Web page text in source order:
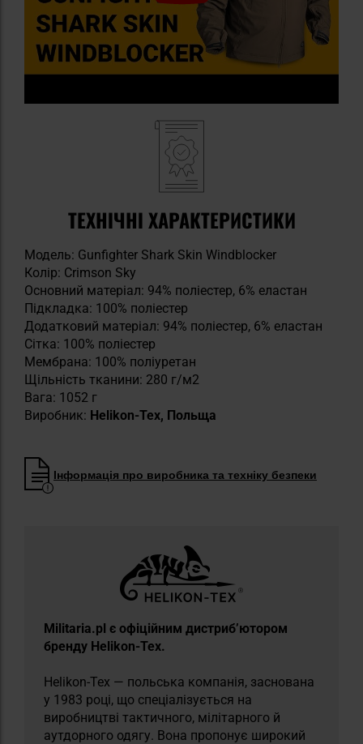
ТЕХНІЧНІ ХАРАКТЕРИСТИКИ
Модель: Gunfighter Shark Skin Windblocker
Колір: Crimson Sky
Основний матеріал: 94% поліестер, 6% еластан
Підкладка: 100% поліестер
Додатковий матеріал: 94% поліестер, 6% еластан
Сітка: 100% поліестер
Мембрана: 100% поліуретан
Щільність тканини: 280 г/м2
Вага: 1052 г
Виробник: Helikon-Tex, Польща
Інформація про виробника та техніку безпеки
Militaria.pl є офіційним дистриб’ютором
бренду Helikon-Tex.
Helikon-Tex — польська компанія, заснована
у 1983 році, що спеціалізується на
виробництві тактичного, мілітарного й
аутдорного одягу. Вона пропонує широкий